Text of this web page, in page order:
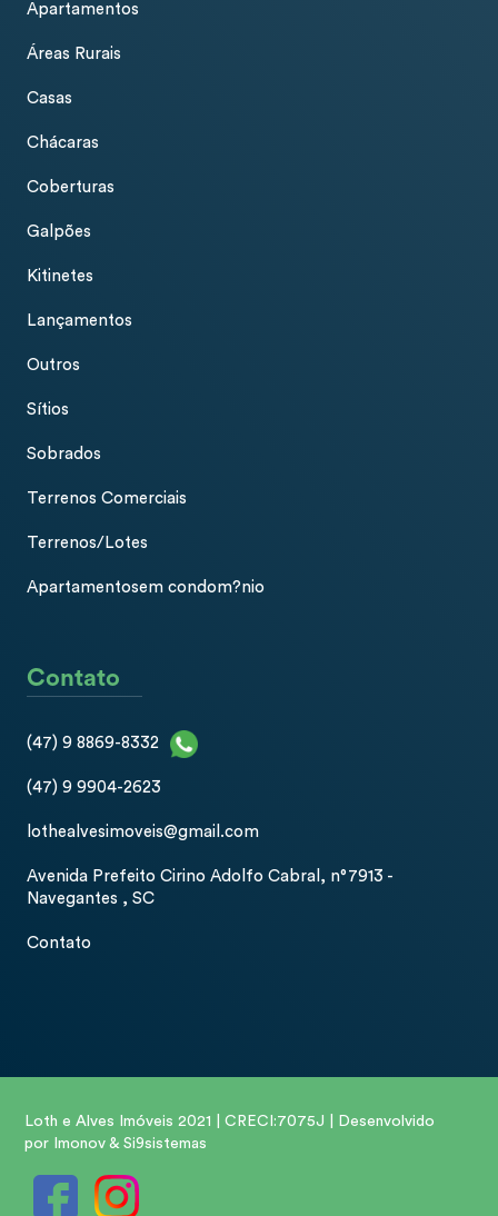
Apartamentos
Áreas Rurais
Casas
Chácaras
Coberturas
Galpões
Kitinetes
Lançamentos
Outros
Sítios
Sobrados
Terrenos Comerciais
Terrenos/Lotes
Apartamentosem condom?nio
Contato
(47) 9 8869-8332
(47) 9 9904-2623
lothealvesimoveis@gmail.com
Avenida Prefeito Cirino Adolfo Cabral, n°7913 -
Navegantes , SC
Contato
Loth e Alves Imóveis 2021 | CRECI:7075J | Desenvolvido
por Imonov & Si9sistemas